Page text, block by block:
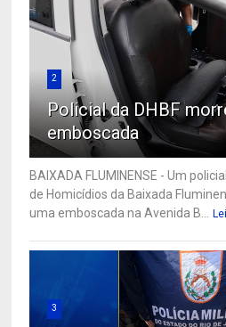
2
Policial da DHBF
emboscada
BAIXADA FLUMINENSE - Um
de Homicídios da Baixada
uma emboscada na Avenida B...
3